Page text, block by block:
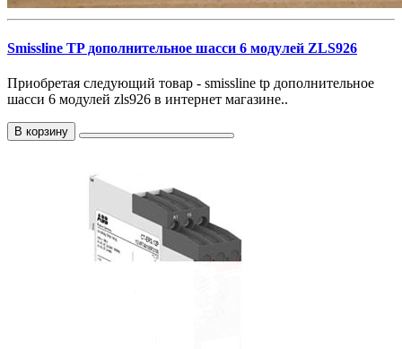
Smissline TP дополнительное шасси 6 модулей ZLS926
Приобретая следующий товар - smissline tp дополнительное
шасси 6 модулей zls926 в интернет магазине..
В корзину